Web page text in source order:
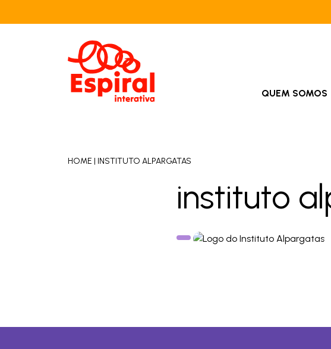
QUEM SOMOS
HOME | INSTITUTO ALPARGATAS
instituto